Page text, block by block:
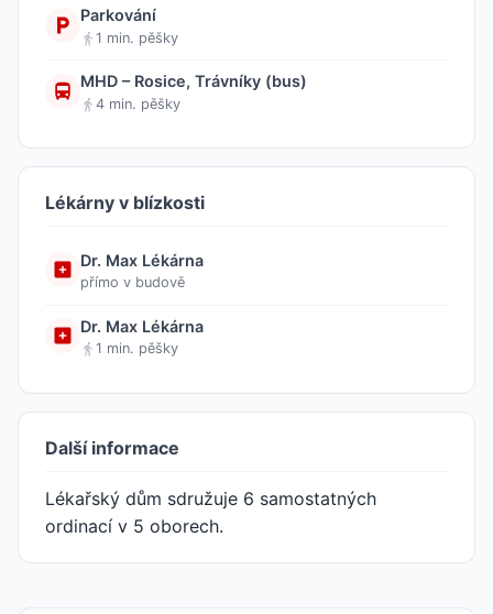
Parkování
1 min. pěšky
MHD – Rosice, Trávníky (bus)
4 min. pěšky
Lékárny v blízkosti
Dr. Max Lékárna
přímo v budově
Dr. Max Lékárna
1 min. pěšky
Další informace
Lékařský dům sdružuje 6 samostatných
ordinací v 5 oborech.